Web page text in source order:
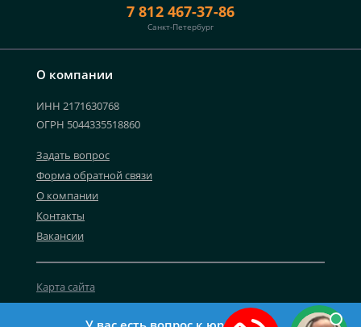
О компании
ИНН 2171630768
ОГРН 5044335518860
Задать вопрос
Форма обратной связи
О компании
Контакты
Вакансии
Карта сайта
Политика персональных данных
7 812 467-37-86
Санкт-Петербург